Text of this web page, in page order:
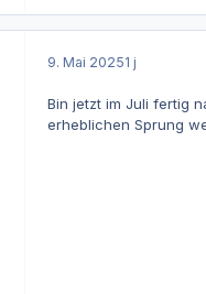
9. Mai 20251 j
Bin jetzt im Juli fertig
erheblichen Sprung